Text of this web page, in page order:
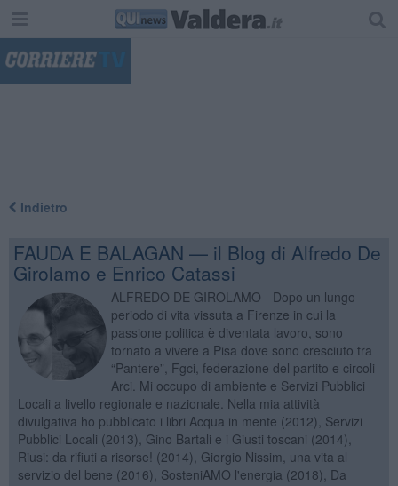
Indietro
FAUDA E BALAGAN — il Blog di Alfredo De
Girolamo e Enrico Catassi
ALFREDO DE GIROLAMO - Dopo un lungo
periodo di vita vissuta a Firenze in cui la
passione politica è diventata lavoro, sono
tornato a vivere a Pisa dove sono cresciuto tra
“Pantere”, Fgci, federazione del partito e circoli
Arci. Mi occupo di ambiente e Servizi Pubblici
Locali a livello regionale e nazionale. Nella mia attività
divulgativa ho pubblicato i libri Acqua in mente (2012), Servizi
Pubblici Locali (2013), Gino Bartali e i Giusti toscani (2014),
Riusi: da rifiuti a risorse! (2014), Giorgio Nissim, una vita al
servizio del bene (2016), SosteniAMO l'energia (2018), Da